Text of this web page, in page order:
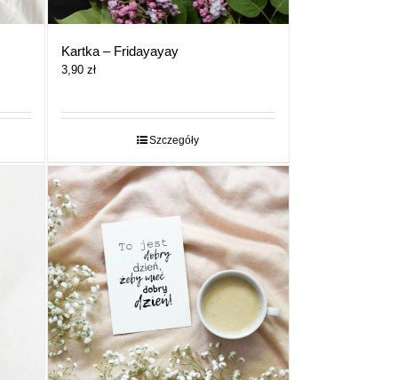
Kartka – Fridayayay
3,90 zł
Szczegóły